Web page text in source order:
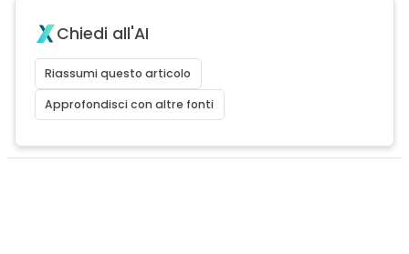
Chiedi all'AI
Riassumi questo articolo
Approfondisci con altre fonti